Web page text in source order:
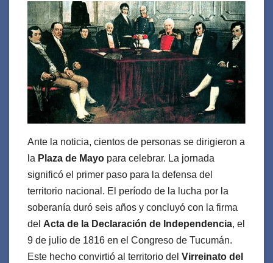
Ante la noticia, cientos de personas se dirigieron a
la Plaza de Mayo para celebrar. La jornada
significó el primer paso para la defensa del
territorio nacional. El período de la lucha por la
soberanía duró seis años y concluyó con la firma
del Acta de la Declaración de Independencia, el
9 de julio de 1816 en el Congreso de Tucumán.
Este hecho convirtió al territorio del Virreinato del